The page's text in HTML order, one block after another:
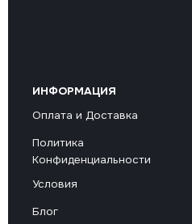
ИНФОРМАЦИЯ
Оплата и Доставка
Политика
Конфиденциальности
Условия
Блог